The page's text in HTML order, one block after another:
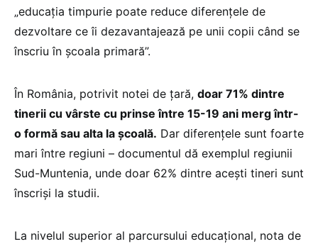
„educația timpurie poate reduce diferențele de
dezvoltare ce îi dezavantajează pe unii copii când se
înscriu în școala primară”.
În România, potrivit notei de țară, doar 71% dintre
tinerii cu vârste cu prinse între 15-19 ani merg într-
o formă sau alta la școală. Dar diferențele sunt foarte
mari între regiuni – documentul dă exemplul regiunii
Sud-Muntenia, unde doar 62% dintre acești tineri sunt
înscriși la studii.
La nivelul superior al parcursului educațional, nota de